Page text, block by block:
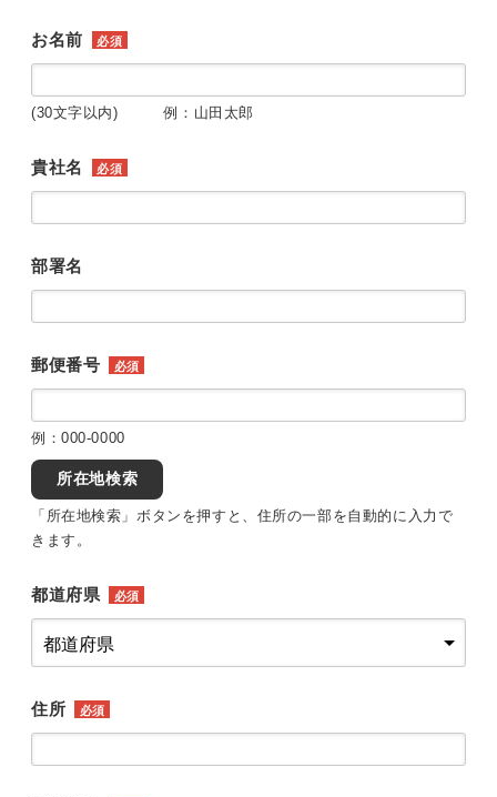
お名前 必須
(30文字以内) 例：山田太郎
貴社名 必須
部署名
郵便番号 必須
例：000-0000
所在地検索
「所在地検索」ボタンを押すと、住所の一部を自動的に入力で
きます。
都道府県 必須
住所 必須